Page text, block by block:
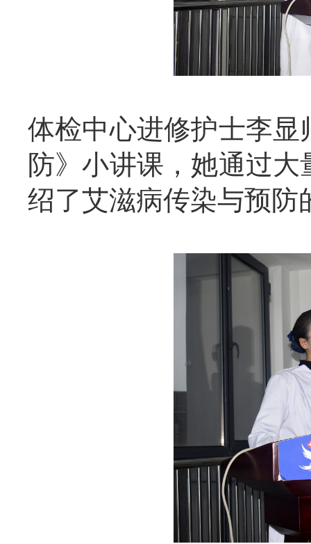
体检中心进修护士李
防》小讲课，她通过
绍了艾滋病传染与预防